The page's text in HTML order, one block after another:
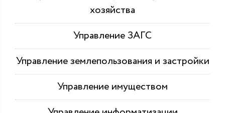
хозяйства
Управление ЗАГС
Управление землепользования и застройки
Управление имуществом